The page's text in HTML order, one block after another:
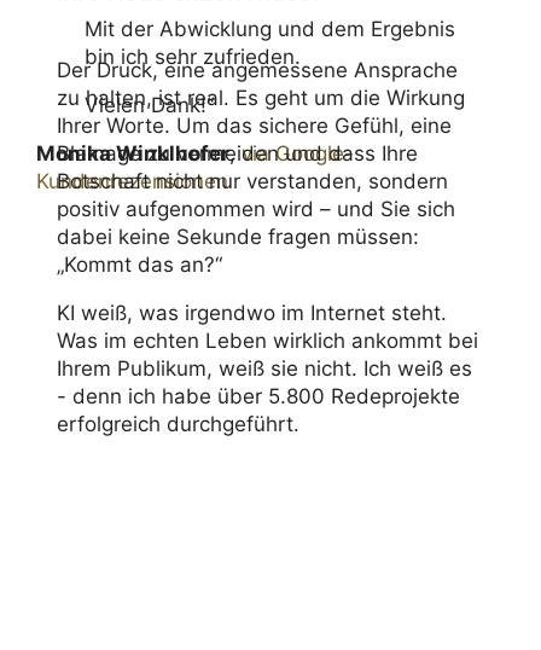
Mit der Abwicklung und dem Ergebnis
bin ich sehr zufrieden.
Vielen Dank!“
Monika Winklhofer,via Google-
Kundenrezensionen
Der Druck, eine angemessene Ansprache
zu halten, ist real. Es geht um die Wirkung
Ihrer Worte. Um das sichere Gefühl, eine
Blamage zu vermeiden und dass Ihre
Botschaft nicht nur verstanden, sondern
positiv aufgenommen wird – und Sie sich
dabei keine Sekunde fragen müssen:
„Kommt das an?“
KI weiß, was irgendwo im Internet steht.
Was im echten Leben wirklich ankommt bei
Ihrem Publikum, weiß sie nicht. Ich weiß es
- denn ich habe über 5.800 Redeprojekte
erfolgreich durchgeführt.